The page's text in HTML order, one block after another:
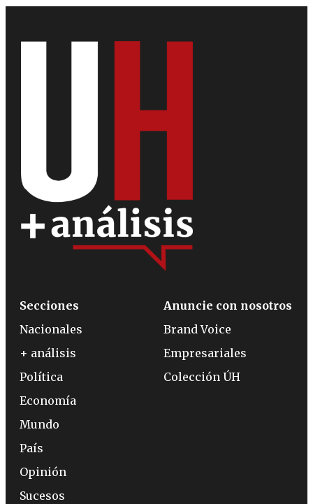
Secciones
Nacionales
+ análisis
Política
Economía
Mundo
País
Opinión
Sucesos
Anuncie con nosotros
Brand Voice
Empresariales
Colección ÚH